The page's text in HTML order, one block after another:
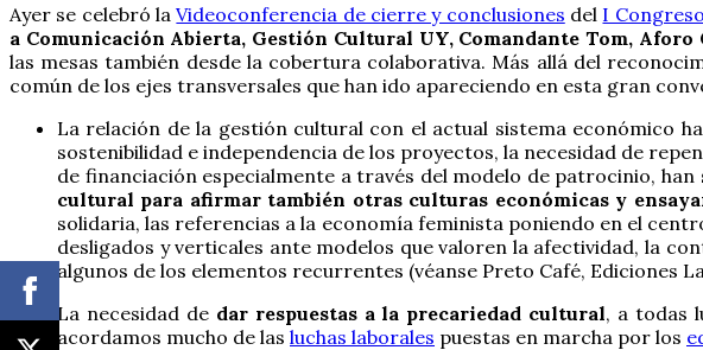
Ayer se celebró laVideoconferencia de cierre y conclusiones del I
a Comunicación Abierta, Gestión Cultural UY, Comandante Tom,
las mesas también desde la cobertura colaborativa. Más allá del
común de los ejes transversales que han ido apareciendo en esta gran
La relación de la gestión cultural con el actual sistema económico
sostenibilidad e independencia de los proyectos, la necesidad de
de financiación especialmente a través del modelo de patrocinio,
cultural para afirmar también otras culturas económicas y
solidaria, las referencias a la economía feminista poniendo en el
desligados y verticales ante modelos que valoren la afectividad, la
algunos de los elementos recurrentes (véanse Preto Café, Ediciones
La necesidad de dar respuestas a la precariedad cultural, a todas
acordamos mucho de las luchas laborales puestas en marcha por los